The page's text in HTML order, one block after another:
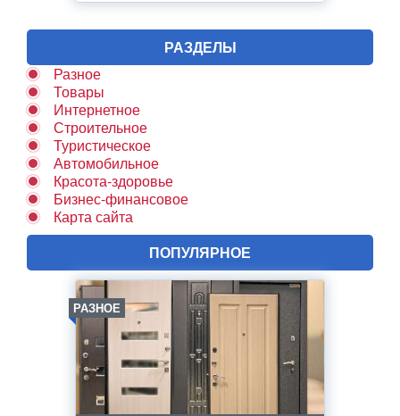
РАЗДЕЛЫ
Разное
Товары
Интернетное
Строительное
Туристическое
Автомобильное
Красота-здоровье
Бизнес-финансовое
Карта сайта
ПОПУЛЯРНОЕ
РАЗНОЕ